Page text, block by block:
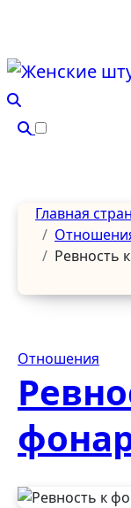
Главная
Ревность
Отношения